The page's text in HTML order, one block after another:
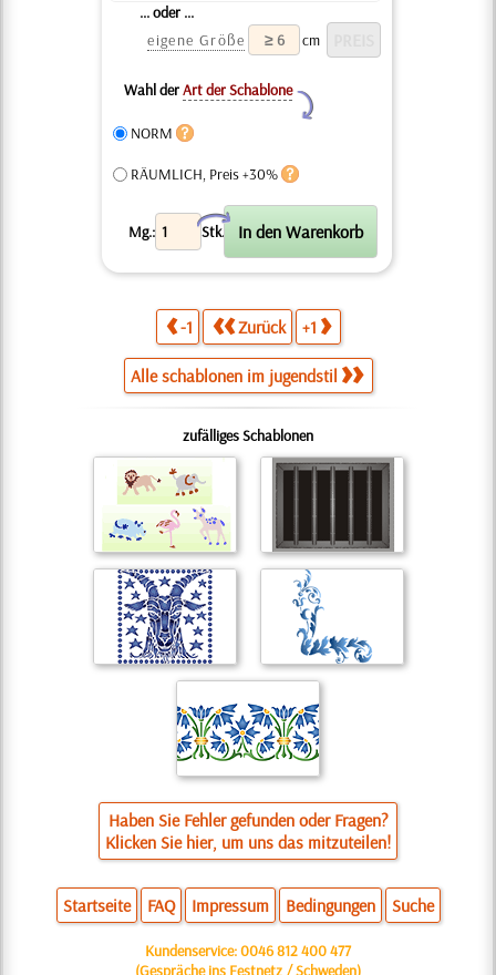
... oder ...
eigene Größe
cm
Wahl derArt der Schablone
Y
NORM
RÄUMLICH, Preis +30%
Mg.: Stk.
X
-1 Zurück +1
Alle schablonen im jugendstil
zufälliges Schablonen
Haben Sie Fehler gefunden oder Fragen?
Klicken Sie hier, um uns das mitzuteilen!
Startseite FAQ Impressum Bedingungen Suche
Kundenservice:0046 812 400 477
(Gespräche ins Festnetz / Schweden)